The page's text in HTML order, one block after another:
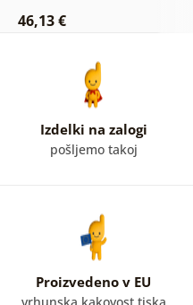
46,13 €
Izdelki na zalogi
pošljemo takoj
Proizvedeno v EU